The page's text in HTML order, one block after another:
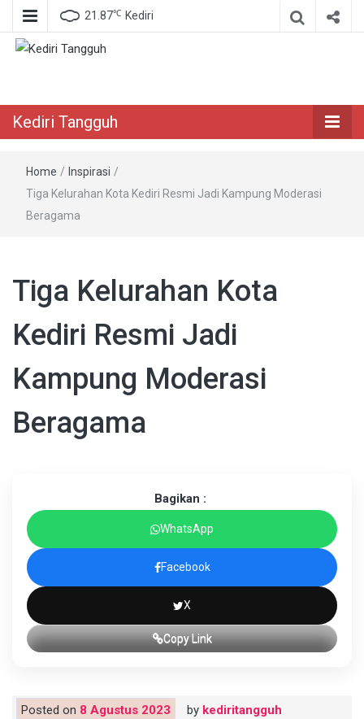
21.87℃ Kediri
Kediri Tangguh
Home / Inspirasi /
Tiga Kelurahan Kota Kediri Resmi Jadi Kampung Moderasi
Beragama
Tiga Kelurahan Kota
Kediri Resmi Jadi
Kampung Moderasi
Beragama
Bagikan :
WhatsApp
Facebook
X
Copy Link
Posted on 8 Agustus 2023 by kediritangguh